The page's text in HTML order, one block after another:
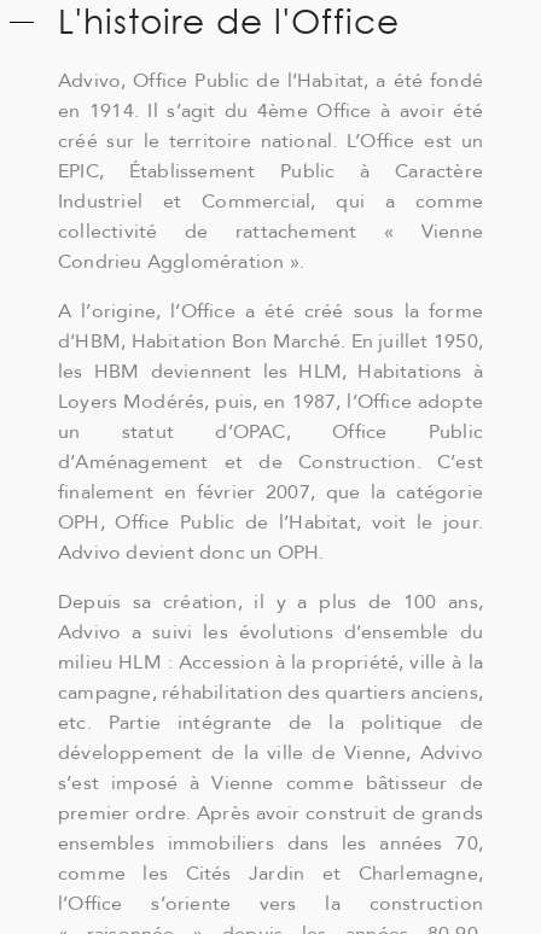
L'histoire de l'Office
Advivo, Office Public de l’Habitat, a été fondé
en 1914. Il s’agit du 4ème Office à avoir été
créé sur le territoire national. L’Office est un
EPIC, Établissement Public à Caractère
Industriel et Commercial, qui a comme
collectivité de rattachement « Vienne
Condrieu Agglomération ».
A l’origine, l’Office a été créé sous la forme
d’HBM, Habitation Bon Marché. En juillet 1950,
les HBM deviennent les HLM, Habitations à
Loyers Modérés, puis, en 1987, l’Office adopte
un statut d’OPAC, Office Public
d’Aménagement et de Construction. C’est
finalement en février 2007, que la catégorie
OPH, Office Public de l’Habitat, voit le jour.
Advivo devient donc un OPH.
Depuis sa création, il y a plus de 100 ans,
Advivo a suivi les évolutions d’ensemble du
milieu HLM : Accession à la propriété, ville à la
campagne, réhabilitation des quartiers anciens,
etc. Partie intégrante de la politique de
développement de la ville de Vienne, Advivo
s’est imposé à Vienne comme bâtisseur de
premier ordre. Après avoir construit de grands
ensembles immobiliers dans les années 70,
comme les Cités Jardin et Charlemagne,
l’Office s’oriente vers la construction